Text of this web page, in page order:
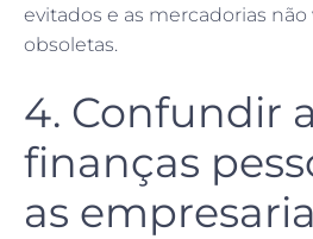
evitados e as mercadorias não
obsoletas.
4. Confundir
finanças
as